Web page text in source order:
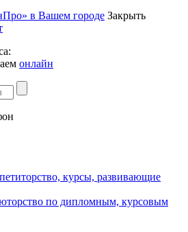
в Вашем городе Закрыть
онлайн
курсы, развивающие
по дипломным, курсовым